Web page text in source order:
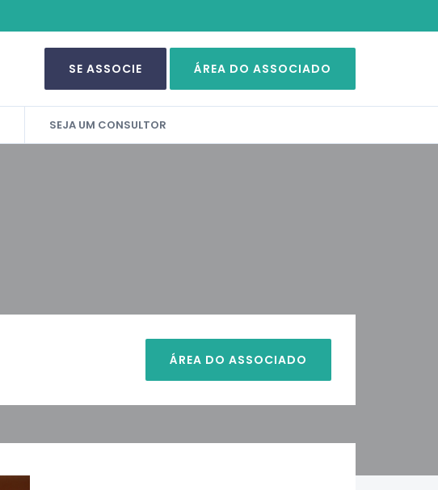
SE ASSOCIE ÁREA DO ASSOCIADO
SEJA UM CONSULTOR
ÁREA DO ASSOCIADO